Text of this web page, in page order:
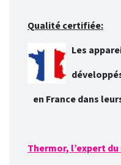
Qualité certifiée:
Les
en France dans
Thermor, l’expert